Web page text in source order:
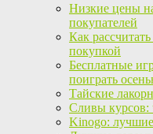
Низкие цены
покупателей
Как
покупкой
Бесплатные
поиграть
Тайские
Сливы курсов:
Kinogo: